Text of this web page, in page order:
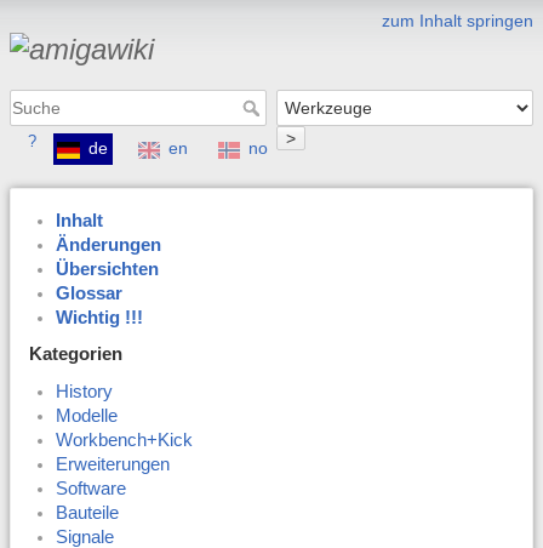
zum Inhalt springen
>
? de en no
Inhalt
Änderungen
Übersichten
Glossar
Wichtig !!!
Kategorien
History
Modelle
Workbench+Kick
Erweiterungen
Software
Bauteile
Signale